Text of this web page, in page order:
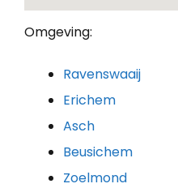
Omgeving:
Ravenswaaij
Erichem
Asch
Beusichem
Zoelmond